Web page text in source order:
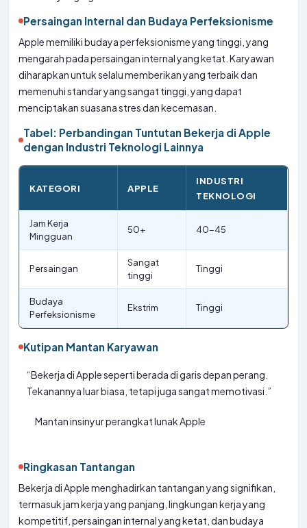
Persaingan Internal dan Budaya Perfeksionisme
Apple memiliki budaya perfeksionisme yang tinggi, yang
mengarah pada persaingan internal yang ketat. Karyawan
diharapkan untuk selalu memberikan yang terbaik dan
memenuhi standar yang sangat tinggi, yang dapat
menciptakan suasana stres dan kecemasan.
Tabel: Perbandingan Tuntutan Bekerja di Apple
dengan Industri Teknologi Lainnya
KATEGORI APPLE
INDUSTRI
TEKNOLOGI
Jam Kerja
Mingguan
50+ 40-45
Persaingan
Sangat
tinggi
Tinggi
Budaya
Perfeksionisme
Ekstrim Tinggi
Kutipan Mantan Karyawan
“Bekerja di Apple seperti berada di garis depan perang.
Tekanannya luar biasa, tetapi juga sangat memotivasi.”
Mantan insinyur perangkat lunak Apple
Ringkasan Tantangan
Bekerja di Apple menghadirkan tantangan yang signifikan,
termasuk jam kerja yang panjang, lingkungan kerja yang
kompetitif, persaingan internal yang ketat, dan budaya